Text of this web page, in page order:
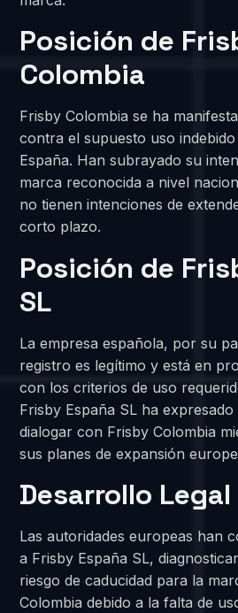
Posición de
Colombia
Frisby Colombia se ha
contra el supuesto uso
España. Han subrayado su
marca reconocida a nivel
no tienen intenciones de
corto plazo.
Posición de
SL
La empresa española, por su
registro es legítimo y está en
con los criterios de uso
Frisby España SL ha
dialogar con Frisby Colombia
sus planes de expansión
Desarrollo Legal
Las autoridades europeas han
a Frisby España SL,
riesgo de caducidad para la
Colombia debido a la falta de